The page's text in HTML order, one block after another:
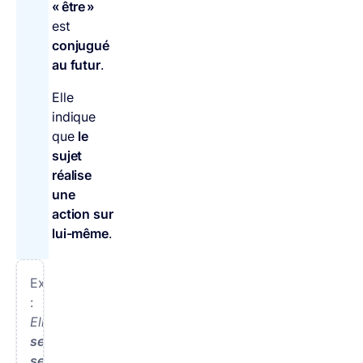
« être »
est
conjugué
au futur.
Elle
indique
que le
sujet
réalise
une
action sur
lui-même.
Exemples
:
Elle
se